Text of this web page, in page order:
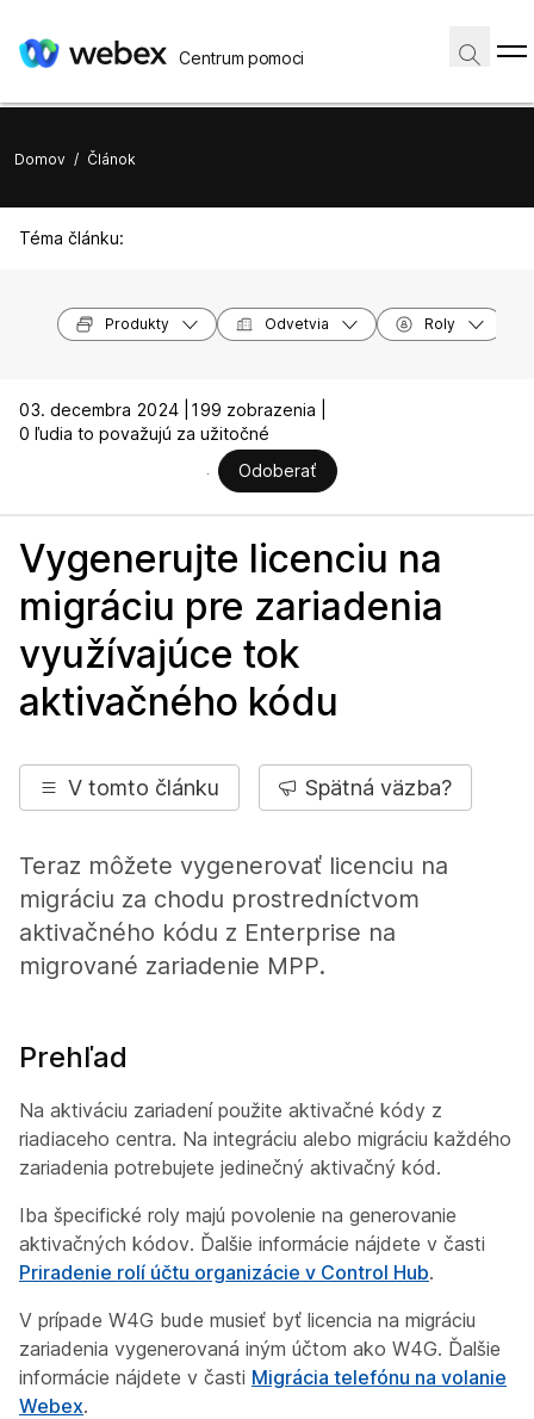
Centrum pomoci
Domov / Článok
Téma článku:
Produkty Odvetvia Roly
03. decembra 2024 |
199 zobrazenia |
0 ľudia to považujú za užitočné
Odoberať
Vygenerujte licenciu na
migráciu pre zariadenia
využívajúce tok
aktivačného kódu
V tomto článku Spätná väzba?
Teraz môžete vygenerovať licenciu na
migráciu za chodu prostredníctvom
aktivačného kódu z Enterprise na
migrované zariadenie MPP.
Prehľad
Na aktiváciu zariadení použite aktivačné kódy z
riadiaceho centra. Na integráciu alebo migráciu každého
zariadenia potrebujete jedinečný aktivačný kód.
Iba špecifické roly majú povolenie na generovanie
aktivačných kódov. Ďalšie informácie nájdete v časti
Priradenie rolí účtu organizácie v Control Hub.
V prípade W4G bude musieť byť licencia na migráciu
zariadenia vygenerovaná iným účtom ako W4G. Ďalšie
informácie nájdete v časti Migrácia telefónu na volanie
Webex.